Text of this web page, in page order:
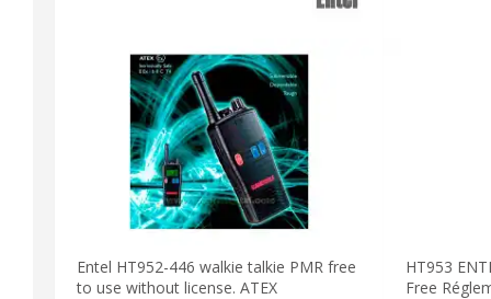
Entel HT952-446 walkie talkie PMR free
to use without license. ATEX
HT953
Free